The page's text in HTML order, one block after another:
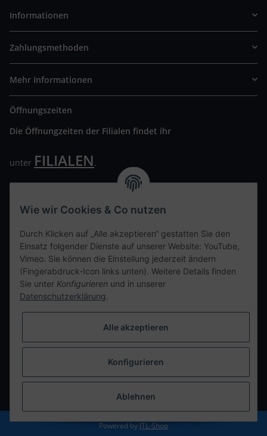
Informationen
Zahlungsmethoden
Mehr Informationen
Öffnungszeiten
Die Öffnungzeiten der Filialen findet ihr
unter FILIALEN.
Wir freuen uns auf Euren Besuch. Bitte beachtet die
Kontaktdaten
tweet
teilen
Vertrag widerrufen
* Alle Preise inkl. gesetzlicher USt., zzgl.Versand
Powered by JTL-Shop
Wie wir Cookies & Co nutzen
Durch Klicken auf „Alle akzeptieren“ gestatten Sie den
Einsatz folgender Dienste auf unserer Website: YouTube,
Vimeo. Sie können die Einstellung jederzeit ändern
(Fingerabdruck-Icon links unten). Weitere Details finden
Sie unter Konfigurieren und in unserer
Datenschutzerklärung.
Alle akzeptieren
Konfigurieren
Ablehnen